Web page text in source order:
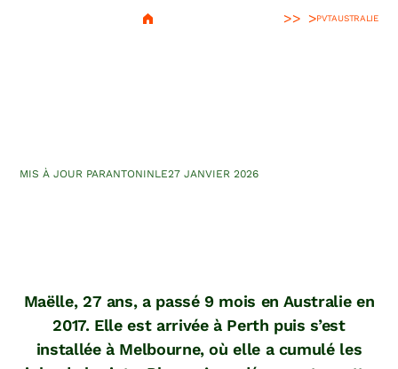
> PVTAUSTRALIE
MIS À JOUR PARANTONINLE27 JANVIER 2026
Maëlle, 27 ans, a passé 9 mois en Australie en
2017. Elle est arrivée à Perth puis s’est
installée à Melbourne, où elle a cumulé les